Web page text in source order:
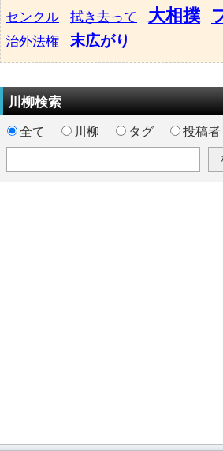
センクル
拭き去って 大相撲
治外法権
末広がり
川柳検索
全て 川柳 タグ 投稿者